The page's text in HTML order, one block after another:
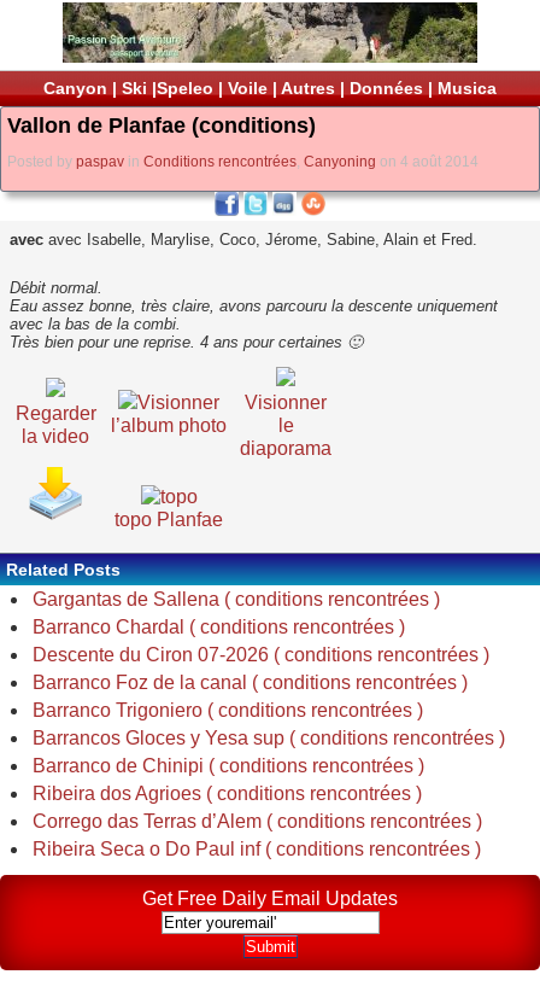
Canyon | Ski |Speleo | Voile | Autres | Données | Musica
Vallon de Planfae (conditions)
Posted by paspav in Conditions rencontrées, Canyoning on 4 août 2014
avec avec Isabelle, Marylise, Coco, Jérome, Sabine, Alain et Fred.
Débit normal.
Eau assez bonne, très claire, avons parcouru la descente uniquement
avec la bas de la combi.
Très bien pour une reprise. 4 ans pour certaines 🙂
Regarder
la video
Visionner
l’album photo
Visionner
le
diaporama
topo Planfae
Related Posts
Gargantas de Sallena ( conditions rencontrées )
Barranco Chardal ( conditions rencontrées )
Descente du Ciron 07-2026 ( conditions rencontrées )
Barranco Foz de la canal ( conditions rencontrées )
Barranco Trigoniero ( conditions rencontrées )
Barrancos Gloces y Yesa sup ( conditions rencontrées )
Barranco de Chinipi ( conditions rencontrées )
Ribeira dos Agrioes ( conditions rencontrées )
Corrego das Terras d’Alem ( conditions rencontrées )
Ribeira Seca o Do Paul inf ( conditions rencontrées )
Get Free Daily Email Updates